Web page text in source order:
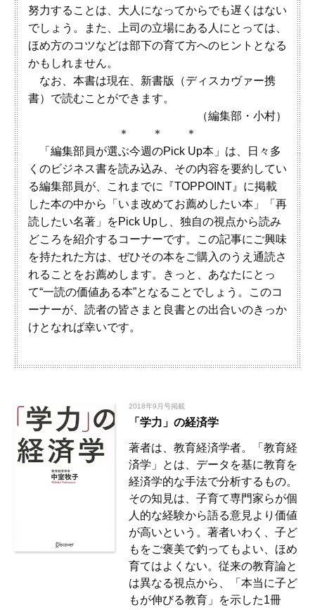
努力することは、大人になってからでも遅くはない
でしょう。また、上司の立場にある人にとっては、
ほめ方のコツなどは部下の育て方へのヒントとなる
かもしれません。
なお、本書は現在、新書版（ディスカヴァー携
書）で読むことができます。
（編集部・小村）
＊ ＊ ＊
「編集部員が選ぶ今週のPick Up本」は、日々多
くのビジネス書を読み込み、その内容を要約してい
る編集部員が、これまでに『TOPPOINT』に掲載
した本の中から「いま改めてお薦めしたい本」「再
読したい名著」をPick Upし、独自の視点から読み
どころを紹介するコーナーです。この記事にご興味
を持たれた方は、ぜひその本をご購入のうえ通読さ
れることをお薦めします。きっと、あなたにとっ
て“一読の価値ある本”となることでしょう。このコ
ーナーが、読者の皆さまと良書との出合いのきっか
けとなれば幸いです。
2018年9月号掲載
「学力」の経済学
著者は、教育経済学者。「教育経
済学」とは、データを基に教育を
経済学的な手法で分析するもの。
その知見は、子育て専門家らが個
人的な経験から語る意見より価値
が高いという。著者いわく、子ど
もをご褒美で釣ってもよい、ほめ
育てはよくない。従来の教育論と
は異なる視点から、「本当に子ど
もが伸びる教育」を示した1冊